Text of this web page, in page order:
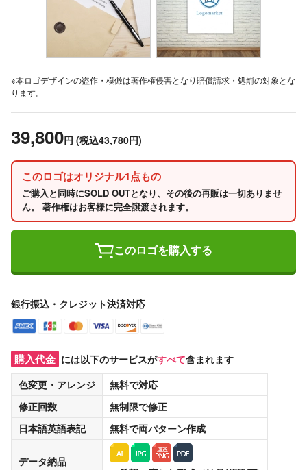
※本ロゴデザインの盗作・模倣は著作権侵害となり賠償請求・処罰の対象とな
ります。
39,800円 (税込43,780円)
このロゴはオリジナル1点もの
ご購入と同時にSOLD OUTとなり、その後の再販は一切ありませ
ん。 著作権はお客様に完全譲渡されます。
このロゴを購入する
銀行振込・クレジット決済対応
購入代金 には以下のサービスがすべて含まれます
色変更・アレンジ
無料で対応
修正回数
無制限で修正
日本語英語表記
無料で両パターン作成
データ納品